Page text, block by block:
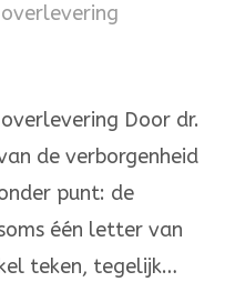
Door dr.
de verborgenheid
punt: de
één letter van
teken, tegelijk…